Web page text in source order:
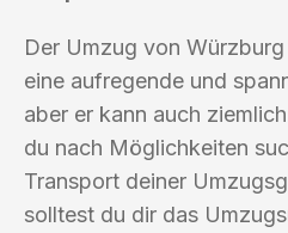
Der Umzug von
eine aufregende und
aber er kann auch
du nach Möglichkeiten
Transport deiner
solltest du dir das